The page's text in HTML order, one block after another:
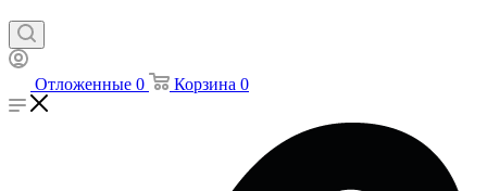
Отложенные 0 Корзина 0